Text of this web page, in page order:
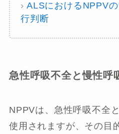
› ALSにおけるNPPV
行判断
急性呼吸不全と慢性呼
NPPVは、急性呼吸不全
使用されますが、その目